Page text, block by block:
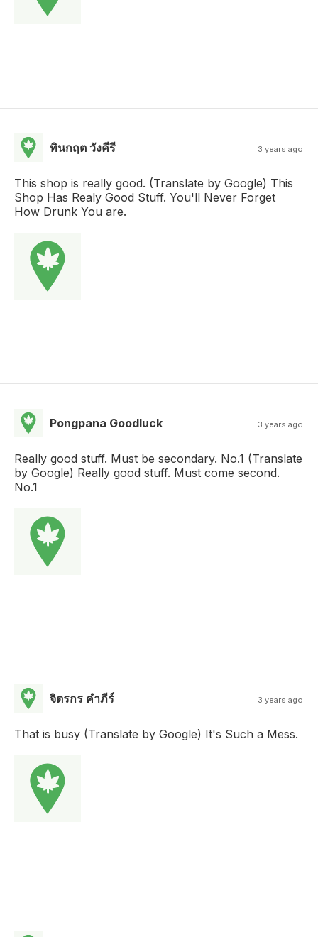
ทินกฤต วังคีรี 3 years ago
This shop is really good. (Translate by Google) This
Shop Has Realy Good Stuff. You'll Never Forget
How Drunk You are.
Pongpana Goodluck 3 years ago
Really good stuff. Must be secondary. No.1 (Translate
by Google) Really good stuff. Must come second.
No.1
จิตรกร คําภีร์ 3 years ago
That is busy (Translate by Google) It's Such a Mess.